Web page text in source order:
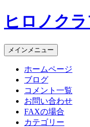
コ
ン
ン
ツ
ヒロノク
メインメニュー
ホームページ
ブログ
コメント一覧
お問い合わせ
FAXの場合
カテゴリー